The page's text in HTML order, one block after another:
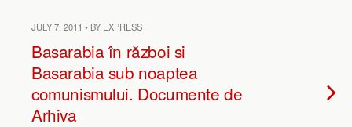
JULY 7, 2011 • BY EXPRESS
Basarabia în război si
Basarabia sub noaptea
comunismului. Documente de
Arhiva